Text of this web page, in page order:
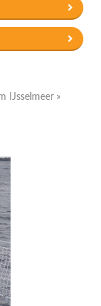
IJsselmeer »